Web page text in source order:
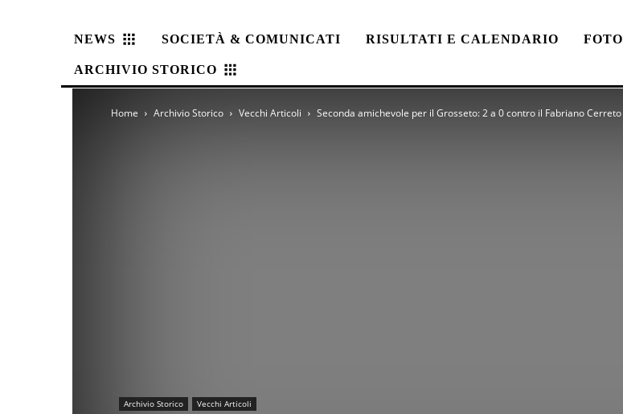
NEWS SOCIETÀ & COMUNICATI RISULTATI E CALENDARIO FOTO
ARCHIVIO STORICO
Home Archivio Storico Vecchi Articoli Seconda amichevole per il Grosseto: 2 a 0 contro il Fabriano Cerreto
Archivio Storico Vecchi Articoli